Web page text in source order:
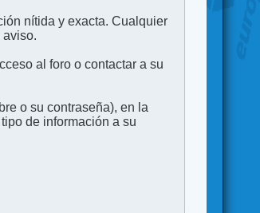
nítida y exacta. Cualquier
al foro o contactar a su
o su contraseña), en la
de información a su